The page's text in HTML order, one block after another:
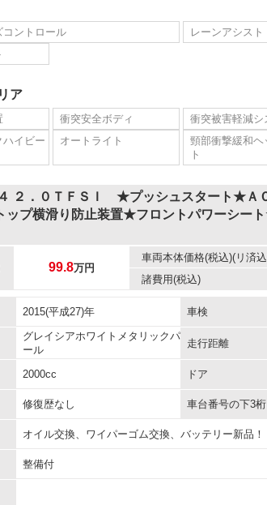
コントロール レーンアシスト
ア
衝突安全ボディ 衝突被害軽減シ
ハイビー
オートライト
頸部衝撃緩和ヘ
ト
２．０ＴＦＳＩ ★プッシュスタート★Ａ
ップ横滑り防止装置★フロントパワーシー
99.8万円
車両本体価格(税込)(リ済
諸費用(税込)
2015(平成27)年 車検
グレイシアホワイトメタリックパ
ール
走行距離
2000cc ドア
修復歴なし 車台番号の下3桁
オイル交換、ワイパーゴム交換、バッテリー新品！
整備付